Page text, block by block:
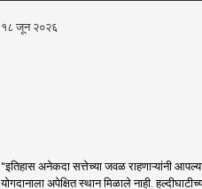
१८ जून २०२६
"इतिहास अनेकदा सत्तेच्या जवळ राहणाऱ्यांनी
योगदानाला अपेक्षित स्थान मिळाले नाही.